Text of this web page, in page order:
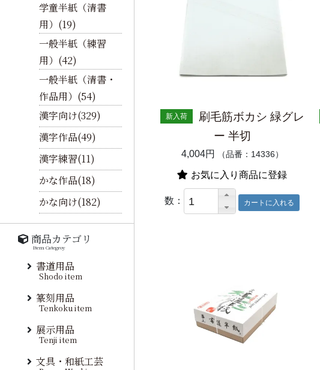
新入荷
刷毛筋ボカシ 緑グレ
ー 半切
4,004円 （品番：14336）
お気に入り商品に登録
数：
学童半紙（清書
用）(19)
一般半紙（練習
用）(42)
一般半紙（清書・
作品用）(54)
漢字向け(329)
漢字作品(49)
漢字練習(11)
かな作品(18)
かな向け(182)
商品カテゴリ
Item Categroy
書道用品
Shodo item
篆刻用品
Tenkoku item
展示用品
Tenji item
文具・和紙工芸